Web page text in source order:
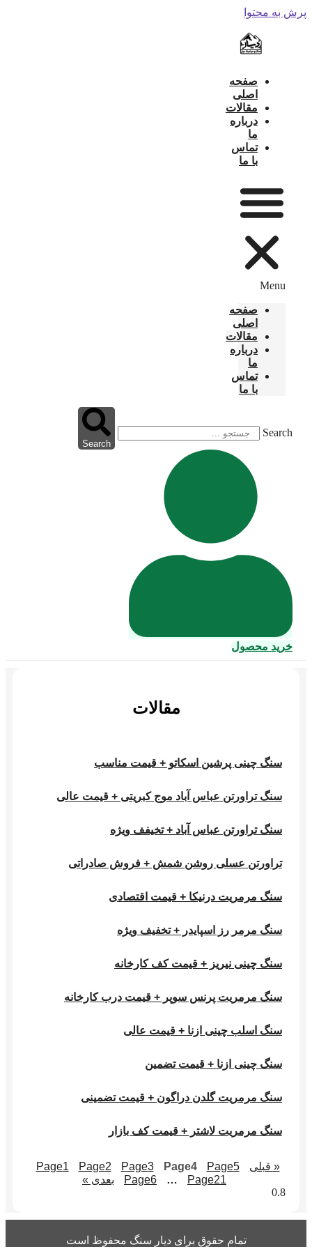
پرش به محتوا
صفحه
اصلی
مقالات
درباره
ما
تماس
با ما
Menu
صفحه
اصلی
مقالات
درباره
ما
تماس
با ما
Search
Search
خرید محصول
مقالات
سنگ چینی پرشین اسکاتو + قیمت مناسب
سنگ تراورتن عباس آباد موج کبریتی + قیمت عالی
سنگ تراورتن عباس آباد + تخیفف ویژه
تراورتن عسلی روشن شمش + فروش صادراتی
سنگ مرمریت درنیکا + قیمت اقتصادی
سنگ مرمر رز اسپایدر + تخفیف ویژه
سنگ چینی نیریز + قیمت کف کارخانه
سنگ مرمریت پرنس سوپر + قیمت درب کارخانه
سنگ اسلب چینی ازنا + قیمت عالی
سنگ چینی ازنا + قیمت تضمین
سنگ مرمریت گلدن دراگون + قیمت تضمینی
سنگ مرمریت لاشتر + قیمت کف بازار
« قبلی Page1 Page2 Page3 Page4 Page5
Page6 … Page21 بعدی »
تمام حقوق برای دیار سنگ محفوظ است